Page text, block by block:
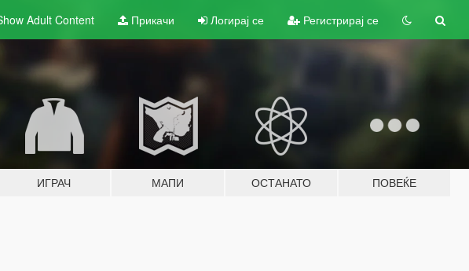
AdultContent Прикачи Логирај се Регистрирај се
ИГРАЧ МАПИ ОСТАНАТО ПОВЕЌЕ